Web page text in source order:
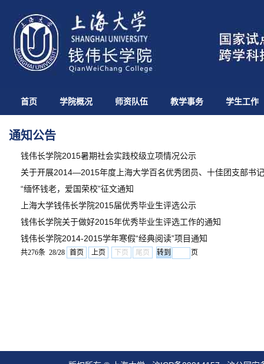
首页 学院概况 师资队伍 教学事务 学生工作
通知公告
钱伟长学院2015暑期社会实践校级立项情况公示
关于开展2014—2015年度上海大学百名优秀团员、十佳团支部书
“缅怀钱老，爱国荣校”征文通知
上海大学钱伟长学院2015届优秀毕业生评选公示
钱伟长学院关于做好2015年优秀毕业生评选工作的通知
钱伟长学院2014-2015学年寒假“经典阅读”项目通知
共276条 28/28 首页 上页 下页 尾页 页